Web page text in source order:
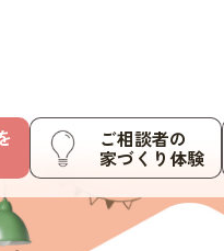
ご相談者の
家づくり体験